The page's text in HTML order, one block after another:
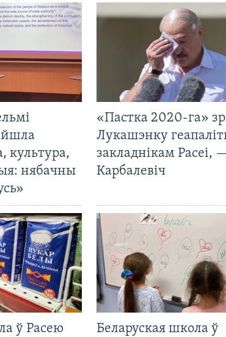
культура,
нябачны
«Пастка 2020-га»
Лукашэнку
закладнікам Расеі,
Карбалевіч
ў Расею
Беларуская школа ў